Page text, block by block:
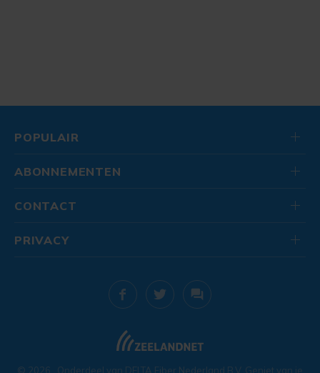
POPULAIR
ABONNEMENTEN
CONTACT
© 2026 . Onderdeel van DELTA Fiber Nederland B.V. Geniet van je
PRIVACY